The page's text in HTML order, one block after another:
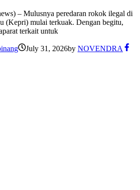
– Mulusnya peredaran rokok ilegal di
(Kepri) mulai terkuak. Dengan begitu,
terkait untuk
July 31, 2026by NOVENDRA